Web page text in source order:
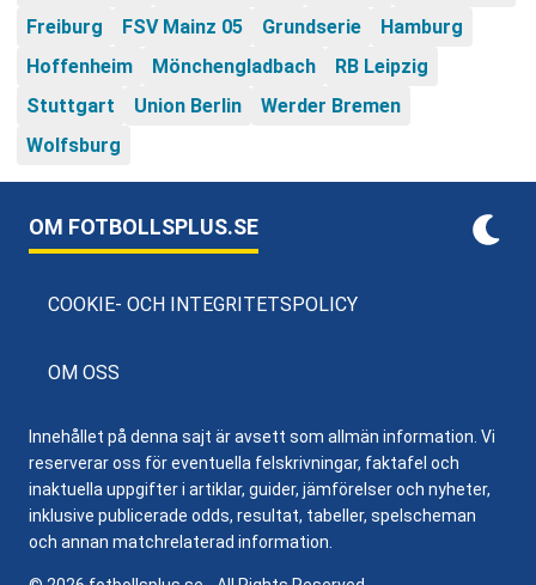
Freiburg
FSV Mainz 05 Grundserie
Hamburg
Hoffenheim
Mönchengladbach
RB Leipzig
Stuttgart
Union Berlin
Werder Bremen
Wolfsburg
OM FOTBOLLSPLUS.SE
COOKIE- OCH INTEGRITETSPOLICY
OM OSS
Innehållet på denna sajt är avsett som allmän information. Vi
reserverar oss för eventuella felskrivningar, faktafel och
inaktuella uppgifter i artiklar, guider, jämförelser och nyheter,
inklusive publicerade odds, resultat, tabeller, spelscheman
och annan matchrelaterad information.